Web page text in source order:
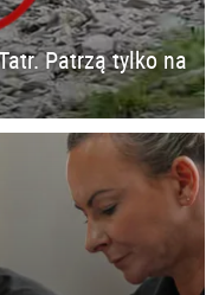
Patrzą tylko na